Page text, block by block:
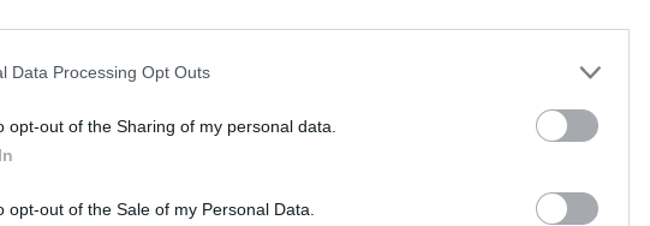
Data Processing Opt Outs
opt-out of the Sharing of my personal data.
opt-out of the Sale of my Personal Data.
αρχές της δεκαετίας του 1970, όταν ως σπουδαστής στο Κέντρο
στην κατασκευή έργων σημαντικών καλλιτεχνών, όπως ο Γαΐτης, ο
και η βαθιά κατανόηση των εικαστικών προθέσεων των
της πρωτοποριακής ελληνικής τέχνης. Από το 1976 συνδέθηκε
ήδη από το 1973 διατηρούσε το δικό του εργαστήριο, το οποίο
καλλιτεχνικών έργων.
γκαλερί ΕΠΙΚΕΝΤΡΟ στην Πάτρα και αργότερα στην Αθήνα (1989–